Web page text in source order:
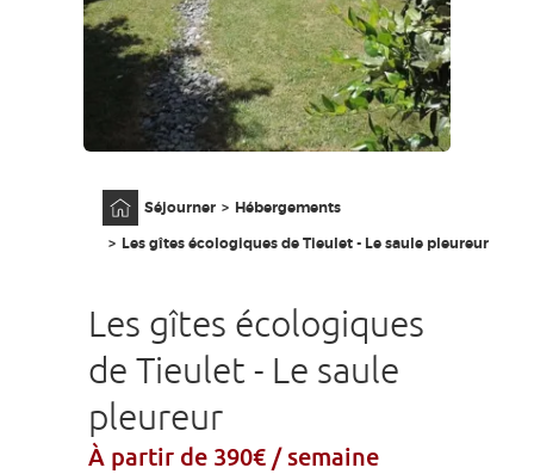
MA SÉLECTION
FR
Séjourner
Hébergements
Les gîtes écologiques de Tieulet - Le saule pleureur
Les gîtes écologiques
de Tieulet - Le saule
pleureur
À partir de 390€ / semaine